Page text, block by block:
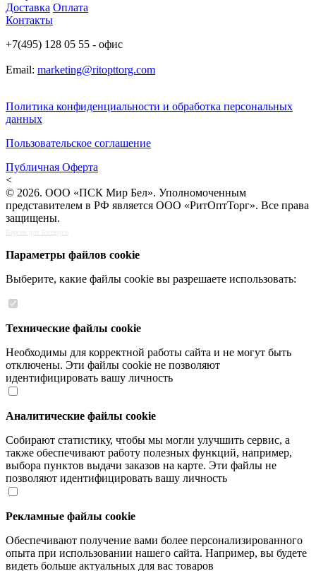
Доставка Оплата
Контакты
+7(495) 128 05 55 - офис
Email: marketing@ritopttorg.com
Политика конфиденциальности и обработка персональных
данных
Пользовательское соглашение
Публичная Оферта
<
© 2026. ООО «ПСК Мир Бел». Уполномоченным
представителем в РФ является ООО «РитОптТорг». Все права
защищены.
Версия для Беларуси
Параметры файлов cookie
Выберите, какие файлы cookie вы разрешаете использовать:
Технические файлы cookie
Необходимы для корректной работы сайта и не могут быть
отключены. Эти файлы cookie не позволяют
идентифицировать вашу личность
Аналитические файлы cookie
Собирают статистику, чтобы мы могли улучшить сервис, а
также обеспечивают работу полезных функций, например,
выбора пунктов выдачи заказов на карте. Эти файлы не
позволяют идентифицировать вашу личность
Рекламные файлы cookie
Обеспечивают получение вами более персонализированного
опыта при использовании нашего сайта. Например, вы будете
видеть больше актуальных для вас товаров